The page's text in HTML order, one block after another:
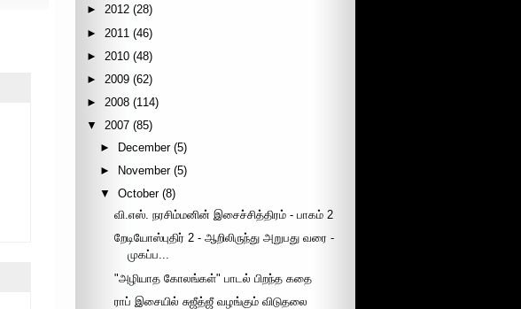
► 2012 (28)
► 2011 (46)
► 2010 (48)
► 2009 (62)
► 2008 (114)
▼
2007 (85)
► December (5)
► November (5)
▼
October (8)
வி.எஸ். நரசிம்மனின் இசைச்சித்திரம் - பாகம் 2
றேடியோஸ்புதிர் 2 - ஆறிலிருந்து அறுபது வரை -
முகப்ப...
"அழியாத கோலங்கள்" பாடல் பிறந்த கதை
ராப் இசையில் சுஜீத்ஜீ வழங்கும் விடுதலை